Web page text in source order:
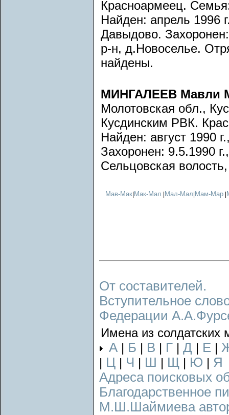
Красноармеец.
Найден: апрель 1996
Давыдово.
р-н, д.Новоселье.
найдены.
МИНГАЛЕЕВ Мавли
Молотовская обл.,
Кусдинским РВК.
Найден: август 1990
Захоронен: 9.5.1990
Сельцовская
Мав-Мак| Мак-Мал Мал-Мал Мам-Мар|
От составителей.
Вступительное
Федерации
Имена из солдатских
А | Б | В | Г | Д | Е |
| Ц | Ч | Ш | Щ | Ю | Я
Адреса поисковых
Благодарственное
М.Ш.Шаймиева